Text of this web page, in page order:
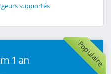
supportés
Populaire
1 an